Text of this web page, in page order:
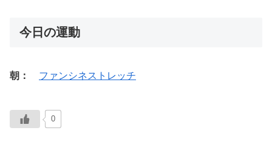
今日の運動
朝： ファンシネストレッチ
0